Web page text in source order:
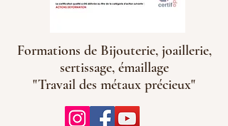
Formations de Bijouterie, joaillerie,
sertissage, émaillage
"Travail des métaux précieux"